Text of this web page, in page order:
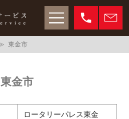
東金市
東金市
ロータリーパレス東金